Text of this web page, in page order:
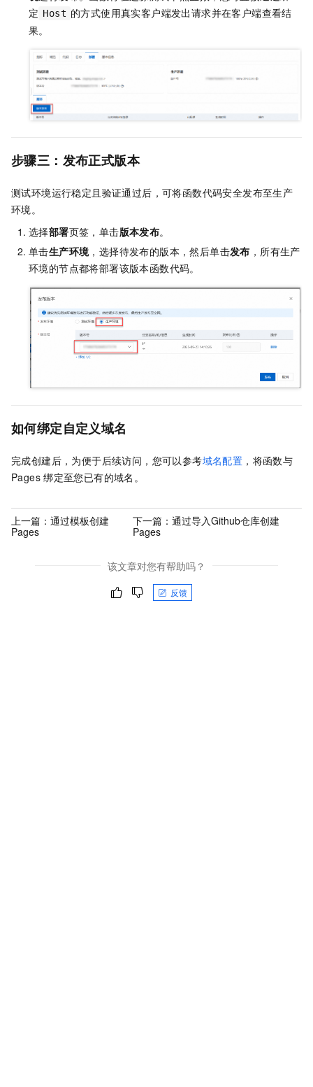
定 Host 的方式使用真实客户端发出请求并在客户端查看结
果。
步骤三：发布正式版本
测试环境运行稳定且验证通过后，可将函数代码安全发布至生产
环境。
选择部署页签，单击版本发布。
单击生产环境，选择待发布的版本，然后单击发布 ，所有生产
环境的节点都将部署该版本函数代码。
如何绑定自定义域名
完成创建后，为便于后续访问，您可以参考域名配置 ，将函数与
Pages 绑定至您已有的域名。
上一篇： 通过模板创建
Pages
下一篇：通过导入Github仓库创建
Pages
该文章对您有帮助吗？
反馈